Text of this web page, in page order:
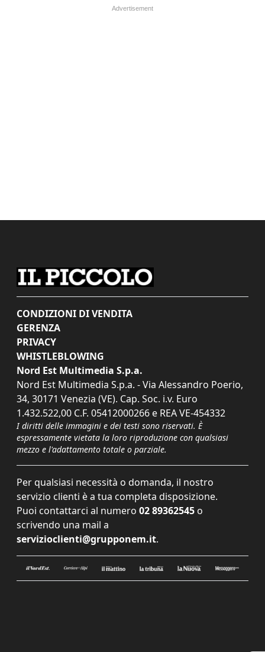
CONDIZIONI DI VENDITA
GERENZA
PRIVACY
WHISTLEBLOWING
Nord Est Multimedia S.p.a.
Nord Est Multimedia S.p.a. - Via Alessandro Poerio,
34, 30171 Venezia (VE). Cap. Soc. i.v. Euro
1.432.522,00 C.F. 05412000266 e REA VE-454332
I diritti delle immagini e dei testi sono riservati. È
espressamente vietata la loro riproduzione con qualsiasi
mezzo e l'adattamento totale o parziale.
Per qualsiasi necessità o domanda, il nostro
servizio clienti è a tua completa disposizione.
Puoi contattarci al numero 02 89362545 o
scrivendo una mail a
servizioclienti@grupponem.it.